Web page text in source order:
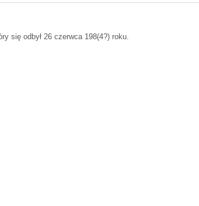
się odbył 26 czerwca 198(4?) roku.